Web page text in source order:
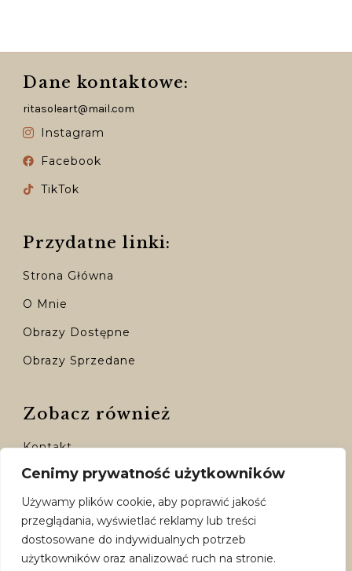
Cenimy prywatność użytkowników
Używamy plików cookie, aby poprawić jakość
przeglądania, wyświetlać reklamy lub treści
dostosowane do indywidualnych potrzeb
użytkowników oraz analizować ruch na stronie.
Dane kontaktowe:
ritasoleart@mail.com
Instagram
Facebook
TikTok
Przydatne linki:
Strona Główna
O Mnie
Obrazy Dostępne
Obrazy Sprzedane
Zobacz również
Kontakt
Moje Konto
Dostępne Formy Płatności
Polityka Prywatności
Regulamin